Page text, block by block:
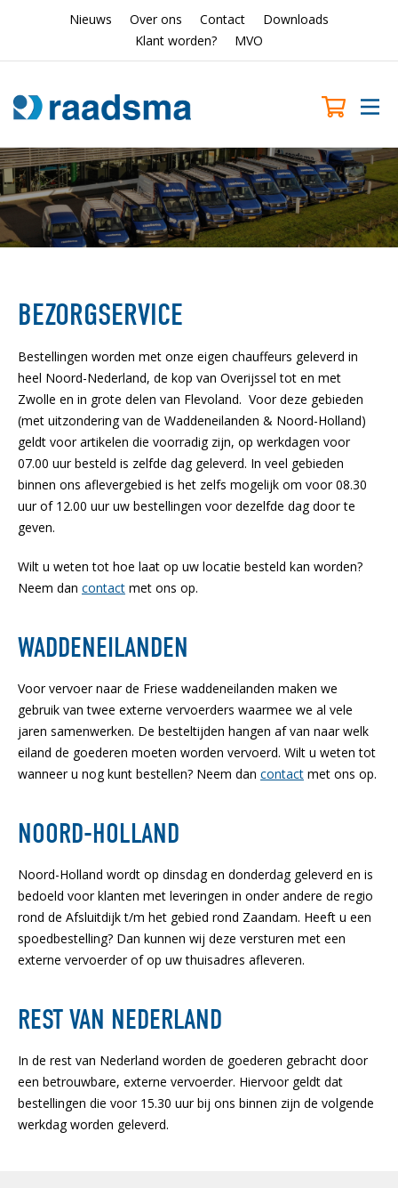
Nieuws Over ons Contact
Downloads
Klant worden?
MVO
BEZORGSERVICE
Bestellingen worden met onze eigen chauffeurs geleverd in
heel Noord-Nederland, de kop van Overijssel tot en met
Zwolle en in grote delen van Flevoland. Voor deze gebieden
(met uitzondering van de Waddeneilanden & Noord-Holland)
geldt voor artikelen die voorradig zijn, op werkdagen voor
07.00 uur besteld is zelfde dag geleverd. In veel gebieden
binnen ons aflevergebied is het zelfs mogelijk om voor 08.30
uur of 12.00 uur uw bestellingen voor dezelfde dag door te
geven.
Wilt u weten tot hoe laat op uw locatie besteld kan worden?
Neem dan contact met ons op.
WADDENEILANDEN
Voor vervoer naar de Friese waddeneilanden maken we
gebruik van twee externe vervoerders waarmee we al vele
jaren samenwerken. De besteltijden hangen af van naar welk
eiland de goederen moeten worden vervoerd. Wilt u weten tot
wanneer u nog kunt bestellen? Neem dan contact met ons op.
NOORD-HOLLAND
Noord-Holland wordt op dinsdag en donderdag geleverd en is
bedoeld voor klanten met leveringen in onder andere de regio
rond de Afsluitdijk t/m het gebied rond Zaandam. Heeft u een
spoedbestelling? Dan kunnen wij deze versturen met een
externe vervoerder of op uw thuisadres afleveren.
REST VAN NEDERLAND
In de rest van Nederland worden de goederen gebracht door
een betrouwbare, externe vervoerder. Hiervoor geldt dat
bestellingen die voor 15.30 uur bij ons binnen zijn de volgende
werkdag worden geleverd.